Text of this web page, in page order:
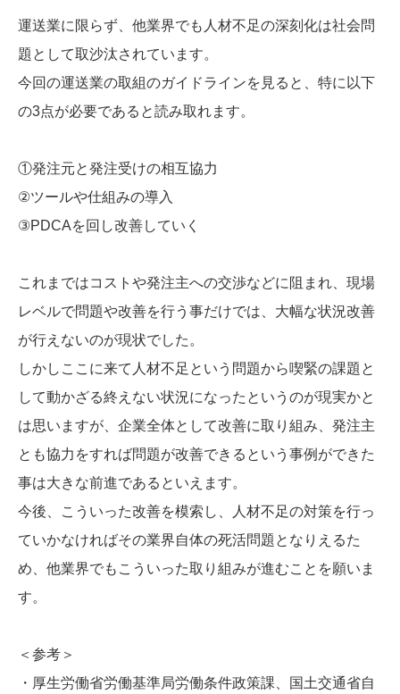
運送業に限らず、他業界でも人材不足の深刻化は社会問
題として取沙汰されています。
今回の運送業の取組のガイドラインを見ると、特に以下
の3点が必要であると読み取れます。
①発注元と発注受けの相互協力
②ツールや仕組みの導入
③PDCAを回し改善していく
これまではコストや発注主への交渉などに阻まれ、現場
レベルで問題や改善を行う事だけでは、大幅な状況改善
が行えないのが現状でした。
しかしここに来て人材不足という問題から喫緊の課題と
して動かざる終えない状況になったというのが現実かと
は思いますが、企業全体として改善に取り組み、発注主
とも協力をすれば問題が改善できるという事例ができた
事は大きな前進であるといえます。
今後、こういった改善を模索し、人材不足の対策を行っ
ていかなければその業界自体の死活問題となりえるた
め、他業界でもこういった取り組みが進むことを願いま
す。
＜参考＞
・厚生労働省労働基準局労働条件政策課、国土交通省自